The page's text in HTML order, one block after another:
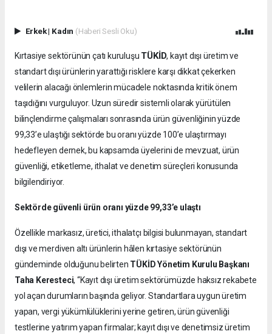
Erkek| Kadın (Haberi Sesli Oku)
Kırtasiye sektörünün çatı kuruluşu TÜKİD, kayıt dışı üretim ve
standart dışı ürünlerin yarattığı risklere karşı dikkat çekerken
velilerin alacağı önlemlerin mücadele noktasında kritik önem
taşıdığını vurguluyor. Uzun süredir sistemli olarak yürütülen
bilinçlendirme çalışmaları sonrasında ürün güvenliğinin yüzde
99,33’e ulaştığı sektörde bu oranı yüzde 100’e ulaştırmayı
hedefleyen dernek, bu kapsamda üyelerini de mevzuat, ürün
güvenliği, etiketleme, ithalat ve denetim süreçleri konusunda
bilgilendiriyor.
Sektörde güvenli ürün oranı yüzde 99,33’e ulaştı
Özellikle markasız, üretici, ithalatçı bilgisi bulunmayan, standart
dışı ve merdiven altı ürünlerin hâlen kırtasiye sektörünün
gündeminde olduğunu belirten TÜKİD Yönetim Kurulu Başkanı
Taha Keresteci, “Kayıt dışı üretim sektörümüzde haksız rekabete
yol açan durumların başında geliyor. Standartlara uygun üretim
yapan, vergi yükümlülüklerini yerine getiren, ürün güvenliği
testlerine yatırım yapan firmalar; kayıt dışı ve denetimsiz üretim